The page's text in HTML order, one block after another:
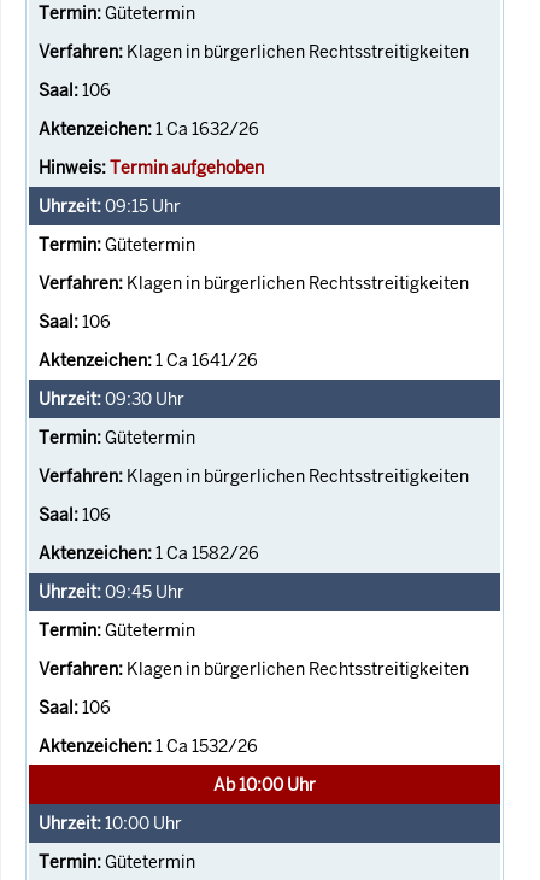
Gütetermin
Klagen in bürgerlichen Rechtsstreitigkeiten
106
1 Ca 1632/26
Termin aufgehoben
09:15 Uhr
Gütetermin
Klagen in bürgerlichen Rechtsstreitigkeiten
106
1 Ca 1641/26
09:30 Uhr
Gütetermin
Klagen in bürgerlichen Rechtsstreitigkeiten
106
1 Ca 1582/26
09:45 Uhr
Gütetermin
Klagen in bürgerlichen Rechtsstreitigkeiten
106
1 Ca 1532/26
Ab 10:00 Uhr
10:00 Uhr
Gütetermin